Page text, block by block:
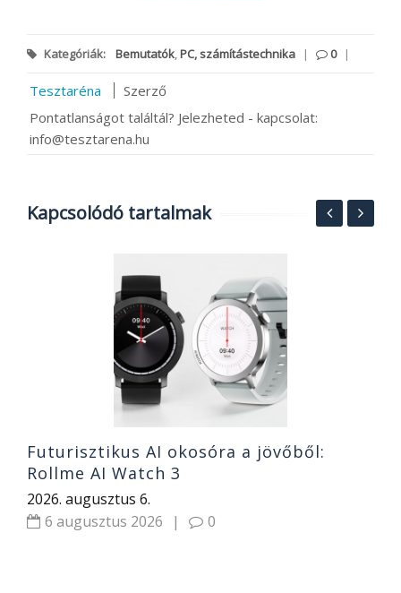
Kategóriák: Bemutatók,PC, számítástechnika | 0 |
Tesztaréna
Szerző
Pontatlanságot találtál? Jelezheted - kapcsolat:
info@tesztarena.hu
Kapcsolódó tartalmak
Futurisztikus AI okosóra a jövőből:
Rollme AI Watch 3
2026. augusztus 6.
6 augusztus 2026
| 0